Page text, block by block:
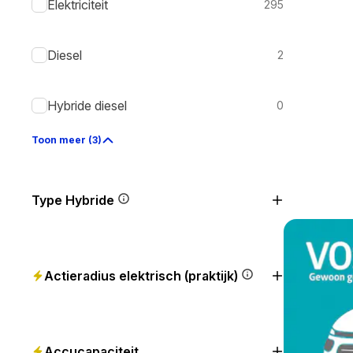
Elektriciteit 295
Diesel 2
Hybride diesel 0
Toon meer (3)
Type Hybride
Actieradius elektrisch (praktijk)